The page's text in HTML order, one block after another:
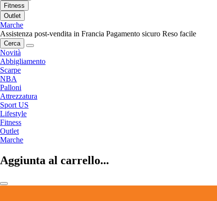
Fitness
Outlet
Marche
Assistenza post-vendita in Francia Pagamento sicuro Reso facile
Cerca
Novità
Abbigliamento
Scarpe
NBA
Palloni
Attrezzatura
Sport US
Lifestyle
Fitness
Outlet
Marche
Aggiunta al carrello...